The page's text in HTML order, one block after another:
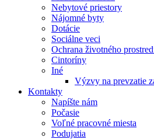
Nebytové priestory
Nájomné byty
Dotácie
Sociálne veci
Ochrana životného
Cintoríny
Iné
Výzvy na prevzatie
Kontakty
Napíšte nám
Počasie
Voľné pracovné miesta
Podujatia